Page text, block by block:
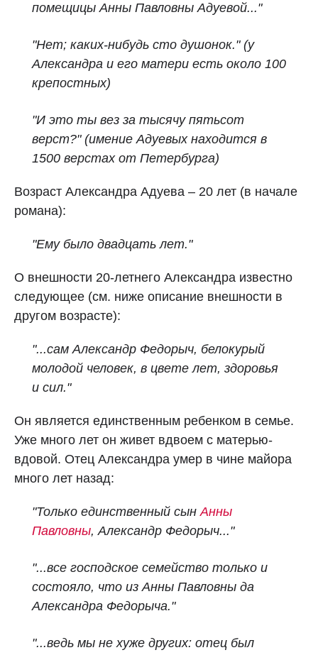
помещицы Анны Павловны Адуевой..."
"Нет; каких‑нибудь сто душонок." (у
Александра и его матери есть около 100
крепостных)
"И это ты вез за тысячу пятьсот
верст?" (имение Адуевых находится в
1500 верстах от Петербурга)
Возраст Александра Адуева – 20 лет (в начале
романа):
"Ему было двадцать лет."
О внешности 20-летнего Александра известно
следующее (см. ниже описание внешности в
другом возрасте):
"...сам Александр Федорыч, белокурый
молодой человек, в цвете лет, здоровья
и сил."
Он является единственным ребенком в семье.
Уже много лет он живет вдвоем с матерью-
вдовой. Отец Александра умер в чине майора
много лет назад:
"Только единственный сынАнны
Павловны, Александр Федорыч..."
"...все господское семейство только и
состояло, что из Анны Павловны да
Александра Федорыча."
"...ведь мы не хуже других: отец был